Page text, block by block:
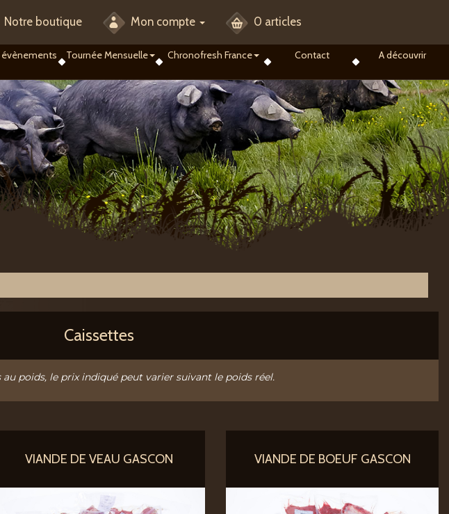
Notre boutique Mon compte 0 articles
Tournée Mensuelle Chronofresh France Contact A découvrir
Caissettes
au poids, le prix indiqué peut varier suivant le poids réel.
VIANDE DE VEAU GASCON VIANDE DE BOEUF GASCON